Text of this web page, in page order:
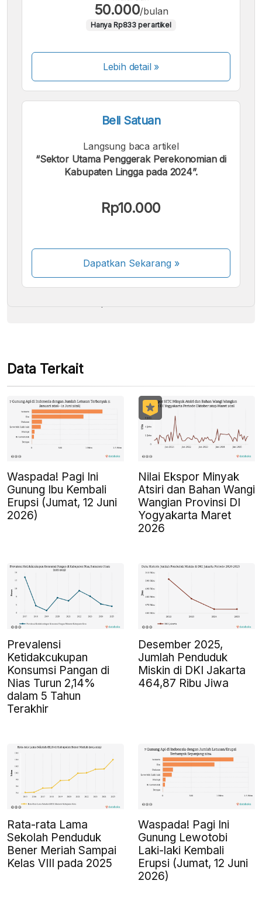
50.000/bulan
Hanya Rp833 per artikel
Lebih detail »
Beli Satuan
Langsung baca artikel
“Sektor Utama Penggerak Perekonomian di
Kabupaten Lingga pada 2024”.
Rp10.000
Dapatkan Sekarang»
Kami menerima pembayaran berikut:
Beberapa metode pembayaran masih dalam
Data Terkait
Waspada! Pagi Ini
Gunung Ibu Kembali
Erupsi (Jumat, 12 Juni
2026)
Nilai Ekspor Minyak
Atsiri dan Bahan Wangi
Wangian Provinsi DI
Yogyakarta Maret
2026
Prevalensi
Ketidakcukupan
Konsumsi Pangan di
Nias Turun 2,14%
dalam 5 Tahun
Terakhir
Desember 2025,
Jumlah Penduduk
Miskin di DKI Jakarta
464,87 Ribu Jiwa
Rata-rata Lama
Sekolah Penduduk
Bener Meriah Sampai
Kelas VIII pada 2025
Waspada! Pagi Ini
Gunung Lewotobi
Laki-laki Kembali
Erupsi (Jumat, 12 Juni
2026)